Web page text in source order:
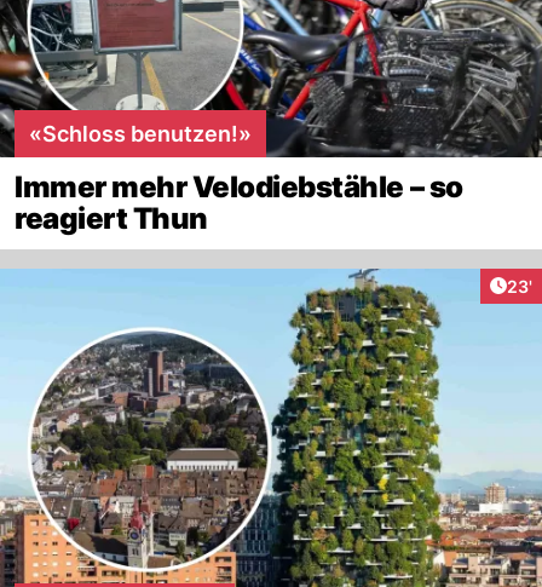
«Schloss benutzen!»
Immer mehr Velodiebstähle – so
reagiert Thun
23'